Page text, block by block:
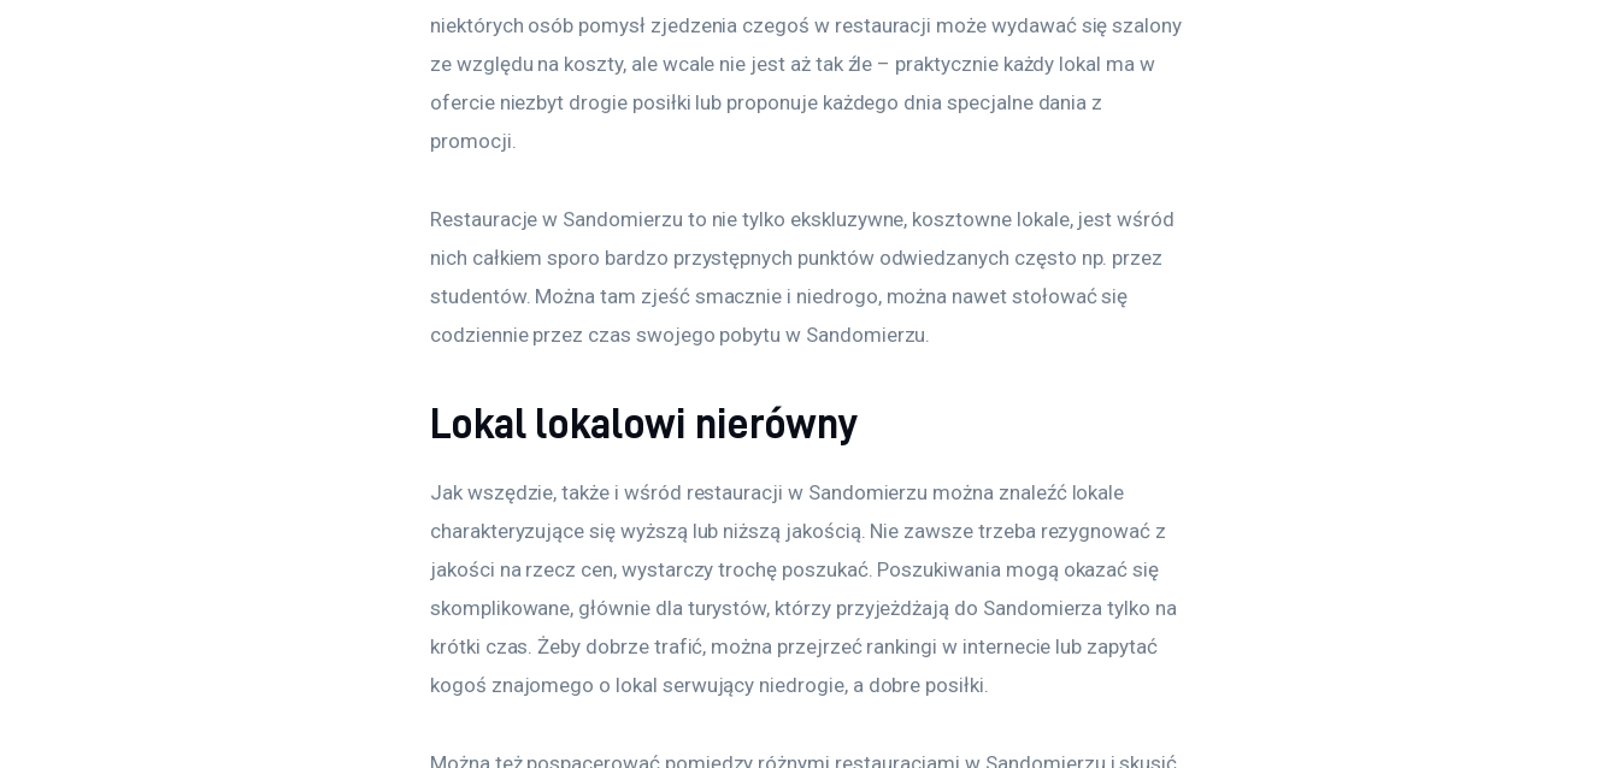
niektórych osób pomysł zjedzenia czegoś w restauracji może wydawać się szalony
ze względu na koszty, ale wcale nie jest aż tak źle – praktycznie każdy lokal ma w
ofercie niezbyt drogie posiłki lub proponuje każdego dnia specjalne dania z
promocji.
Restauracje w Sandomierzu to nie tylko ekskluzywne, kosztowne lokale, jest wśród
nich całkiem sporo bardzo przystępnych punktów odwiedzanych często np. przez
studentów. Można tam zjeść smacznie i niedrogo, można nawet stołować się
codziennie przez czas swojego pobytu w Sandomierzu.
Lokal lokalowi nierówny
Jak wszędzie, także i wśród restauracji w Sandomierzu można znaleźć lokale
charakteryzujące się wyższą lub niższą jakością. Nie zawsze trzeba rezygnować z
jakości na rzecz cen, wystarczy trochę poszukać. Poszukiwania mogą okazać się
skomplikowane, głównie dla turystów, którzy przyjeżdżają do Sandomierza tylko na
krótki czas. Żeby dobrze trafić, można przejrzeć rankingi w internecie lub zapytać
kogoś znajomego o lokal serwujący niedrogie, a dobre posiłki.